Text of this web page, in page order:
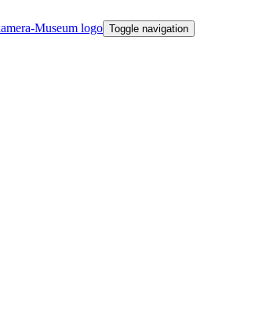
Toggle navigation